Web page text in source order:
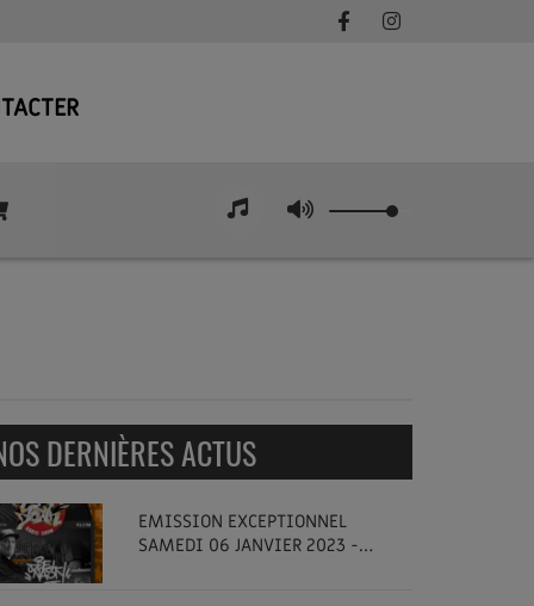
DERNIÈRES ACTUS
EMISSION EXCEPTIONNEL
SAMEDI 06 JANVIER 2023 -